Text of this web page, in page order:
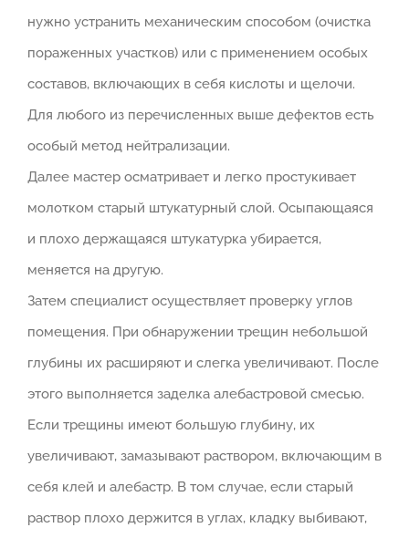
нужно устранить механическим способом (очистка
пораженных участков) или с применением особых
составов, включающих в себя кислоты и щелочи.
Для любого из перечисленных выше дефектов есть
особый метод нейтрализации.
Далее мастер осматривает и легко простукивает
молотком старый штукатурный слой. Осыпающаяся
и плохо держащаяся штукатурка убирается,
меняется на другую.
Затем специалист осуществляет проверку углов
помещения. При обнаружении трещин небольшой
глубины их расширяют и слегка увеличивают. После
этого выполняется заделка алебастровой смесью.
Если трещины имеют большую глубину, их
увеличивают, замазывают раствором, включающим в
себя клей и алебастр. В том случае, если старый
раствор плохо держится в углах, кладку выбивают,